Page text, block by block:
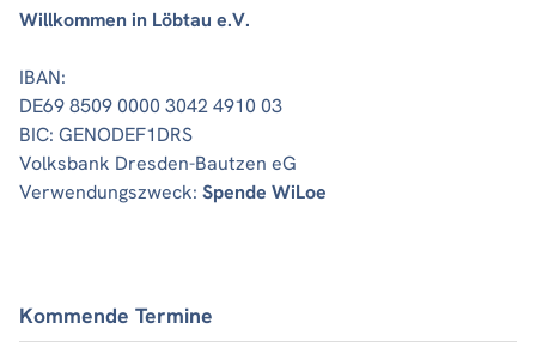
Willkommen in Löbtau e.V.
IBAN:
DE69 8509 0000 3042 4910 03
BIC: GENODEF1DRS
Volksbank Dresden-Bautzen eG
Verwendungszweck: Spende WiLoe
Kommende Termine